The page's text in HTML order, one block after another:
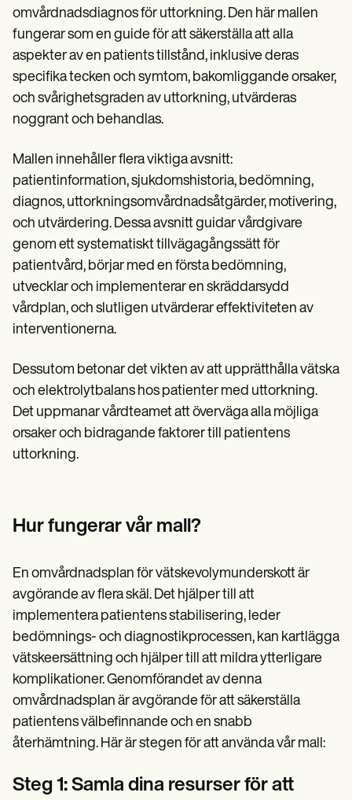
omvårdnadsdiagnos för uttorkning. Den här mallen
fungerar som en guide för att säkerställa att alla
aspekter av en patients tillstånd, inklusive deras
specifika tecken och symtom, bakomliggande orsaker,
och svårighetsgraden av uttorkning, utvärderas
noggrant och behandlas.
Mallen innehåller flera viktiga avsnitt:
patientinformation, sjukdomshistoria, bedömning,
diagnos, uttorkningsomvårdnadsåtgärder, motivering,
och utvärdering. Dessa avsnitt guidar vårdgivare
genom ett systematiskt tillvägagångssätt för
patientvård, börjar med en första bedömning,
utvecklar och implementerar en skräddarsydd
vårdplan, och slutligen utvärderar effektiviteten av
interventionerna.
Dessutom betonar det vikten av att upprätthålla vätska
och elektrolytbalans hos patienter med uttorkning.
Det uppmanar vårdteamet att överväga alla möjliga
orsaker och bidragande faktorer till patientens
uttorkning.
Hur fungerar vår mall?
En omvårdnadsplan för vätskevolymunderskott är
avgörande av flera skäl. Det hjälper till att
implementera patientens stabilisering, leder
bedömnings- och diagnostikprocessen, kan kartlägga
vätskeersättning och hjälper till att mildra ytterligare
komplikationer. Genomförandet av denna
omvårdnadsplan är avgörande för att säkerställa
patientens välbefinnande och en snabb
återhämtning. Här är stegen för att använda vår mall:
Steg 1: Samla dina resurser för att